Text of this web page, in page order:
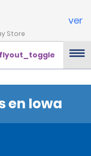
Store
ver
en Iowa